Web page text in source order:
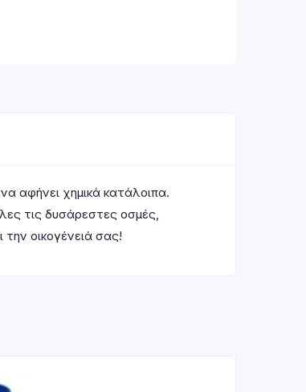
αφήνει χημικά κατάλοιπα.
τις δυσάρεστες οσμές,
οικογένειά σας!